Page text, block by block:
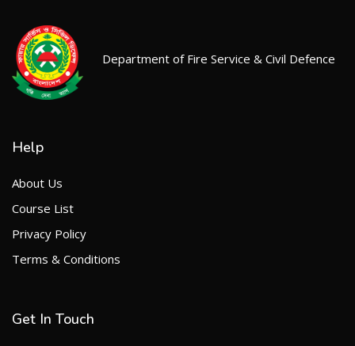
Department of Fire Service & Civil Defence
Help
About Us
Course List
Privacy Policy
Terms & Conditions
Get In Touch